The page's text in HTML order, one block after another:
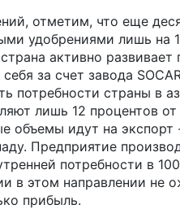
отметим, что еще
удобрениями лишь на
активно
за счет завода
потребности страны в
лишь 12 процентов
объемы идут на
Предприятие
потребности в
в этом направлении не
прибыль.